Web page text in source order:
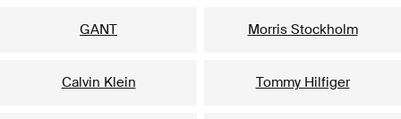
GANT Morris Stockholm
Calvin Klein Tommy Hilfiger